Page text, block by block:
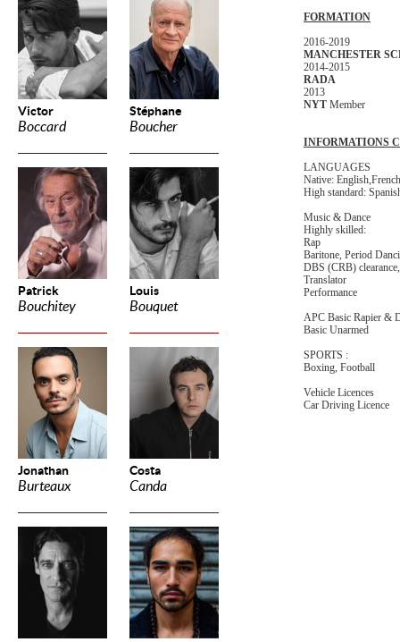
Victor
Boccard
Stéphane
Boucher
Patrick
Bouchitey
Louis
Bouquet
Jonathan
Burteaux
Costa
Canda
FORMATION
2016-2019
MANCHESTER
2014-2015
RADA
2013
NYT Member
INFORMATIONS
LANGUAGES
Native: English,French
High standard:
Music & Dance
Highly skilled:
Rap
Baritone, Period
DBS (CRB)
Translator
Performance
APC Basic Rapier &
Basic Unarmed
SPORTS :
Boxing, Football
Vehicle Licences
Car Driving Licence